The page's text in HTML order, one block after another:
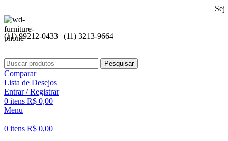
Seja bem
(11) 99212-0433 | (11) 3213-9664
Pesquisar
Comparar
Lista de Desejos
Entrar / Registrar
0 itens R$ 0,00
Menu
0 itens R$ 0,00